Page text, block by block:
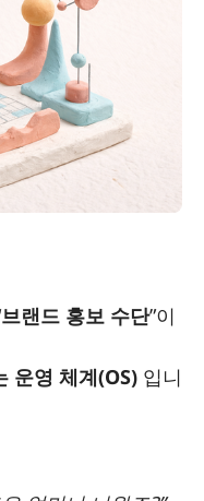
브랜드 홍보 수단”이
운영 체계(OS) 입니